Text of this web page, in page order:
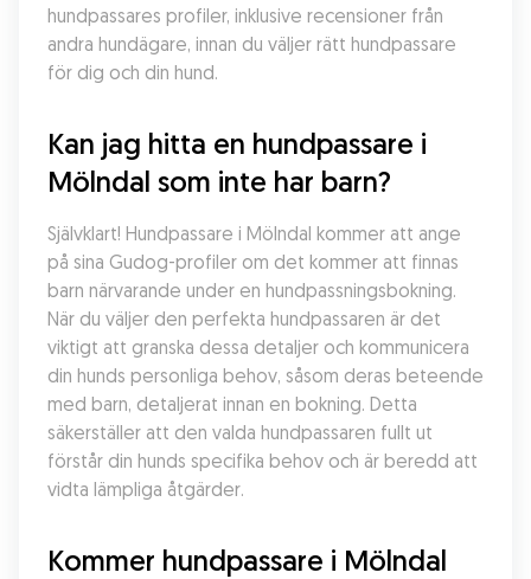
hundpassares profiler, inklusive recensioner från
andra hundägare, innan du väljer rätt hundpassare
för dig och din hund.
Kan jag hitta en hundpassare i
Mölndal som inte har barn?
Självklart! Hundpassare i Mölndal kommer att ange
på sina Gudog-profiler om det kommer att finnas
barn närvarande under en hundpassningsbokning.
När du väljer den perfekta hundpassaren är det
viktigt att granska dessa detaljer och kommunicera
din hunds personliga behov, såsom deras beteende
med barn, detaljerat innan en bokning. Detta
säkerställer att den valda hundpassaren fullt ut
förstår din hunds specifika behov och är beredd att
vidta lämpliga åtgärder.
Kommer hundpassare i Mölndal